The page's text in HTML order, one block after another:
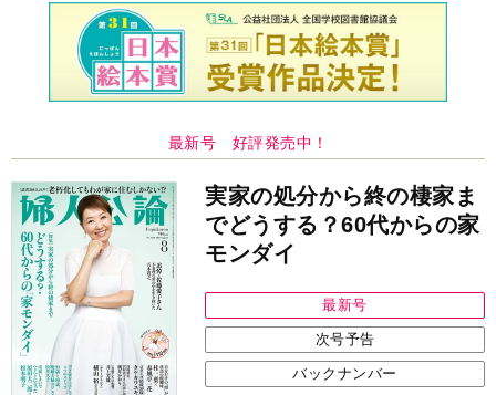
最新号 好評発売中！
実家の処分から終の棲家ま
でどうする？60代からの家
モンダイ
最新号
次号予告
バックナンバー